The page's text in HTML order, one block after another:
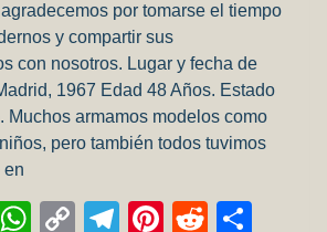
por tomarse el tiempo
y compartir sus
con nosotros. Lugar y fecha de
1967 Edad 48 Años. Estado
Muchos armamos modelos como
pero también todos tuvimos
en
EmailWhatsApp
CopyTelegram
Pinterest
Reddit